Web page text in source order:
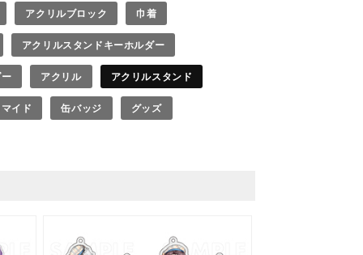
アクリルブロック 巾着
アクリルスタンドキーホルダー
アクリル アクリルスタンド
イド 缶バッジ グッズ